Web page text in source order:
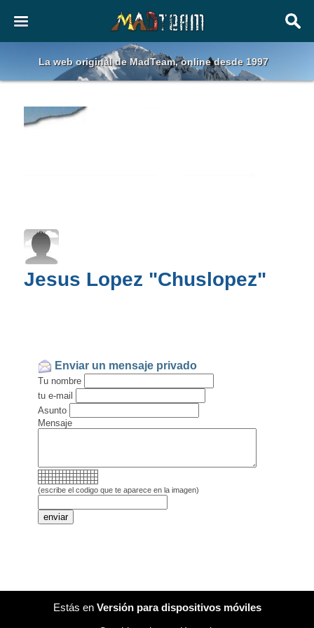
La web original de MadTeam, online desde 1997
Jesus Lopez "Chuslopez"
Enviar un mensaje privado
Tu nombre
tu e-mail
Asunto
Mensaje
(escribe el codigo que te aparece en la imagen)
Estás en Versión para dispositivos móviles